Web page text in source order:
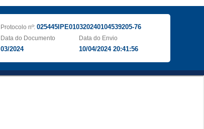
Protocolo nº: 025445IPE010320240104539205-76
Data do Documento
03/2024
Data do Envio
10/04/2024 20:41:56